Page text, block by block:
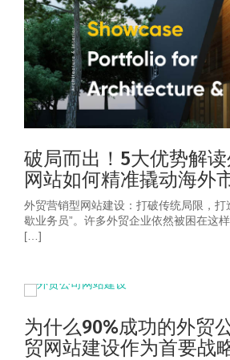
破局而出！5大优势解
网站如何精准撬动海外
外贸营销型网站建设：打破传统局限，打
歇业务员”。许多外贸企业依然被困在这
[…]
为什么90%成功的外贸
贸网站建设作为首要战